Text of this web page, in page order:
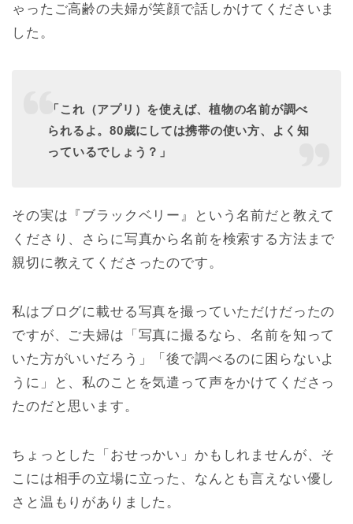
ゃったご高齢の夫婦が笑顔で話しかけてくださいま
した。
「これ（アプリ）を使えば、植物の名前が調べ
られるよ。80歳にしては携帯の使い方、よく知
っているでしょう？」
その実は『ブラックベリー』という名前だと教えて
くださり、さらに写真から名前を検索する方法まで
親切に教えてくださったのです。
私はブログに載せる写真を撮っていただけだったの
ですが、ご夫婦は「写真に撮るなら、名前を知って
いた方がいいだろう」「後で調べるのに困らないよ
うに」と、私のことを気遣って声をかけてくださっ
たのだと思います。
ちょっとした「おせっかい」かもしれませんが、そ
こには相手の立場に立った、なんとも言えない優し
さと温もりがありました。